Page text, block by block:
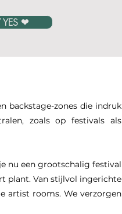
YES ❤
backstage-zones die indruk
zoals op festivals als
nu een grootschalig festival
plant. Van stijlvol ingerichte
artist rooms. We verzorgen